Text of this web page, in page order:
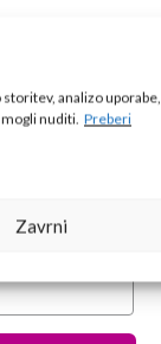
analizo uporabe,
nuditi. Preberi
Zavrni
se pridruži